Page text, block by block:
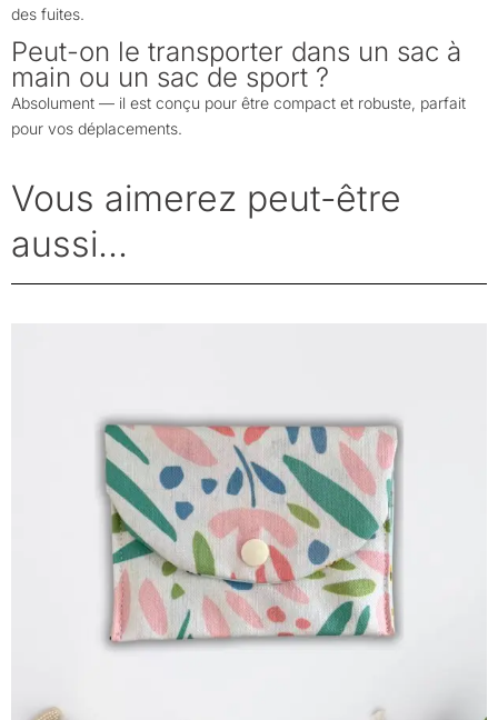
des fuites.
Peut-on le transporter dans un sac à
main ou un sac de sport ?
Absolument — il est conçu pour être compact et robuste, parfait
pour vos déplacements.
Vous aimerez peut-être
aussi...